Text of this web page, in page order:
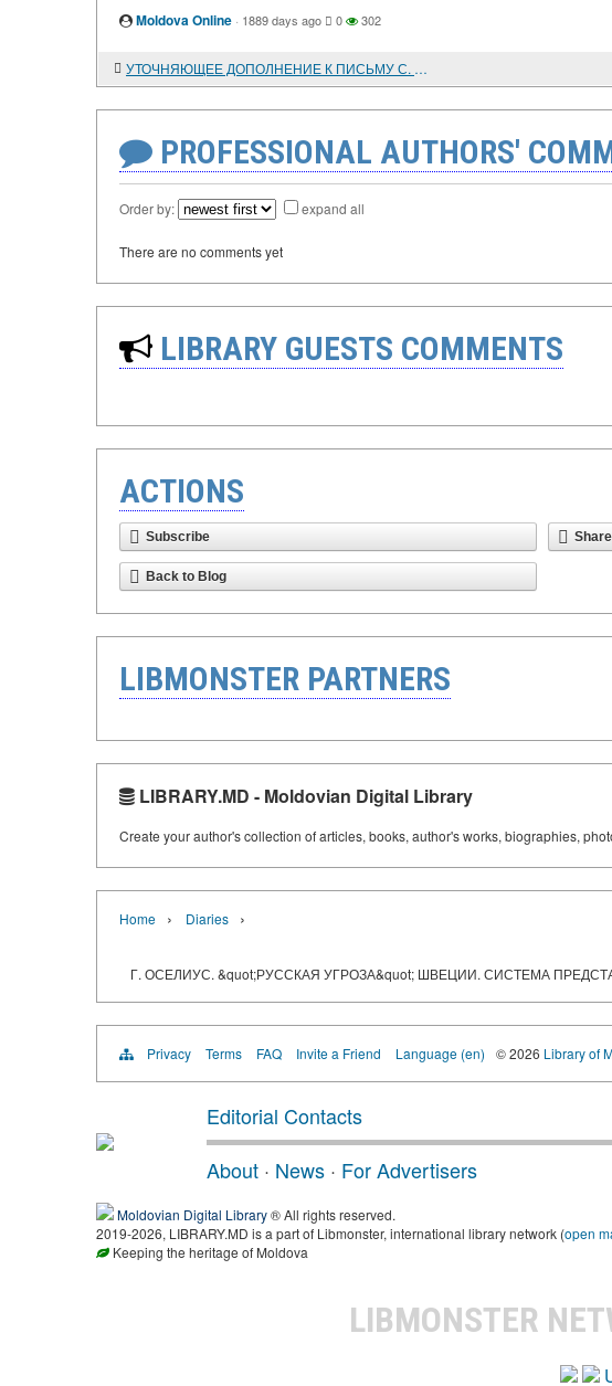
Moldova Online · 1889 days ago 0 302
УТОЧНЯЮЩЕЕ ДОПОЛНЕНИЕ К ПИСЬМУ С. Н. ЩЕГОЛИХИНОЙ
PROFESSIONAL AUTHORS'
Order by: expand all
There are no comments yet
LIBRARY GUESTS COMMENTS
ACTIONS
Subscribe Share
Back to Blog
LIBMONSTER PARTNERS
LIBRARY.MD - Moldovian Digital Library
Create your author's collection of articles, books, author's works, biographies,
Home › Diaries ›
Г. ОСЕЛИУС. &quot;РУССКАЯ УГРОЗА&quot; ШВЕЦИИ. СИСТЕМА
Privacy Terms FAQ Invite a Friend Language (en) © 2026 Library of
Editorial Contacts
About · News · For Advertisers
Moldovian Digital Library® All rights reserved.
2019-2026, LIBRARY.MD is a part of Libmonster, international library network (open
Keeping the heritage of Moldova
LIBMONSTER